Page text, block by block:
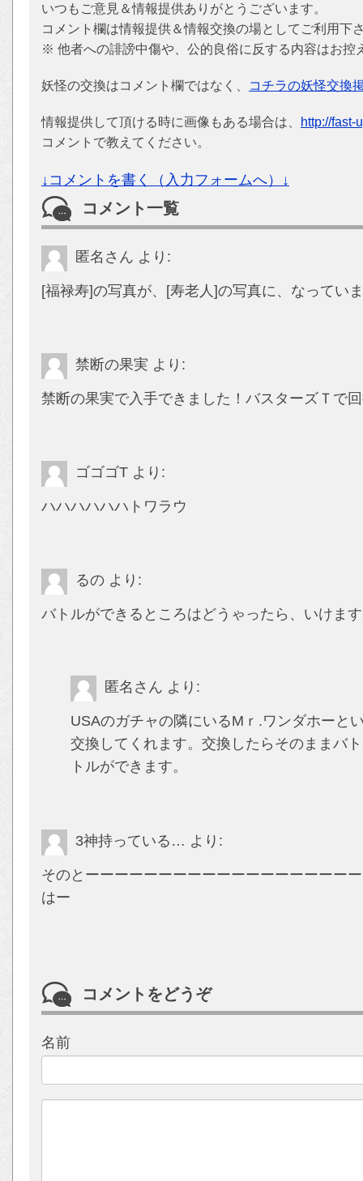
いつもご意見＆情報提供ありがとうございます。
コメント欄は情報提供＆情報交換の場としてご利用下
※ 他者への誹謗中傷や、公的良俗に反する内容はお控
妖怪の交換はコメント欄ではなく、 コチラの妖怪交換
情報提供して頂ける時に画像もある場合は、
http://fast-
コメントで教えてください。
↓コメントを書く（入力フォームへ）↓
コメント一覧
匿名さん より:
[福禄寿]の写真が、[寿老人]の写真に、なってい
禁断の果実 より:
禁断の果実で入手できました！バスターズＴで
ゴゴゴT より:
ハハハハハハトワラウ
るの より:
バトルができるところはどうゃったら、いけま
匿名さん より:
USAのガチャの隣にいるMｒ.ワンダホーと
交換してくれます。交換したらそのままバ
トルができます。
3神持っている… より:
そのとーーーーーーーーーーーーーーーーーー
はー
コメントをどうぞ
名前